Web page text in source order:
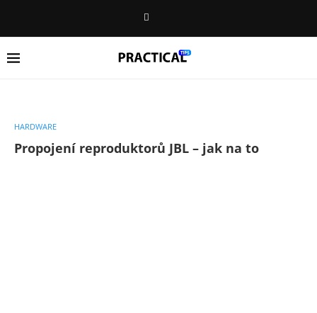
HARDWARE
Propojení reproduktorů JBL – jak na to